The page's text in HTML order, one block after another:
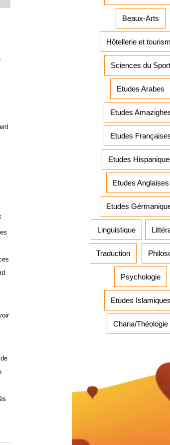
Beaux-Arts
Hôtellerie et
Sciences du Sport
Etudes Arabes
Etudes
Etudes
Etudes
Etudes Anglaises
Etudes
Linguistique
Traduction
Psychologie
Etudes
Charia/Théologie